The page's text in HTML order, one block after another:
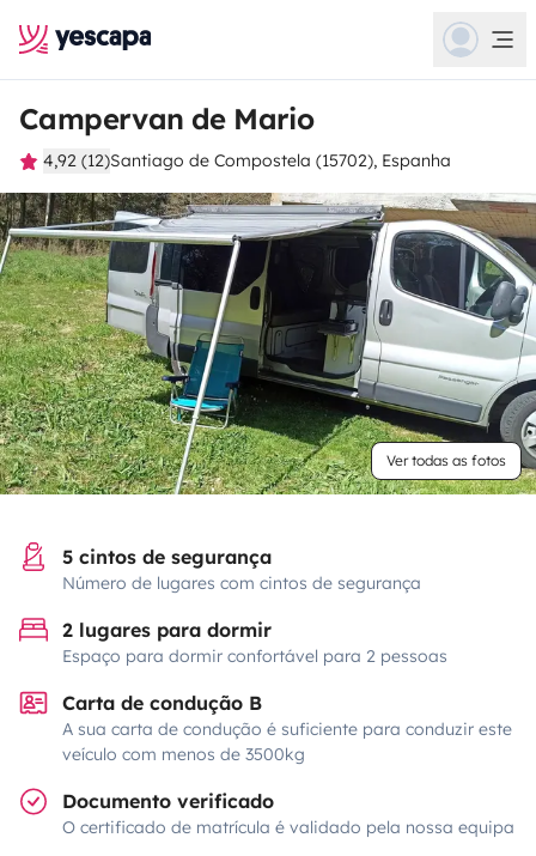
Campervan de Mario
4,92 (12)Santiago de Compostela (15702), Espanha
Ver todas as fotos
5 cintos de segurança
Número de lugares com cintos de segurança
2 lugares para dormir
Espaço para dormir confortável para 2 pessoas
Carta de condução B
A sua carta de condução é suficiente para conduzir este
veículo com menos de 3500kg
Documento verificado
O certificado de matrícula é validado pela nossa equipa